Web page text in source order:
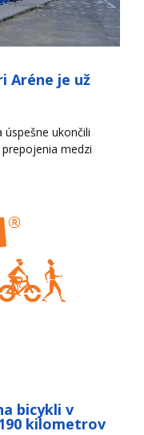
Aréne je už
ukončili
medzi
bicykli v
kilometrov